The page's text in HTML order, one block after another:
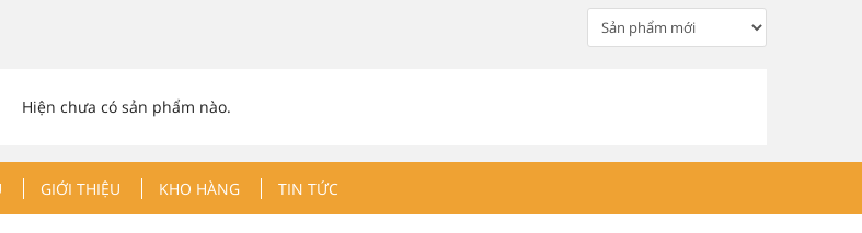
Hiện chưa có sản phẩm nào.
GIỚI THIỆU KHO HÀNG TIN TỨC